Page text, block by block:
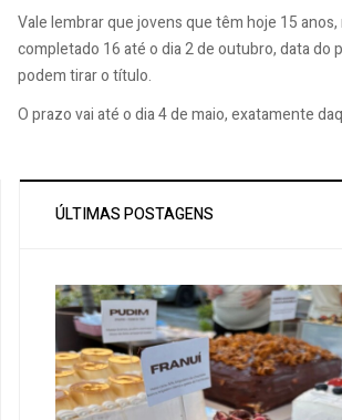
Vale lembrar que jovens que têm hoje 15 anos,
completado 16 até o dia 2 de outubro, data do
podem tirar o título.
O prazo vai até o dia 4 de maio, exatamente
ÚLTIMAS POSTAGENS